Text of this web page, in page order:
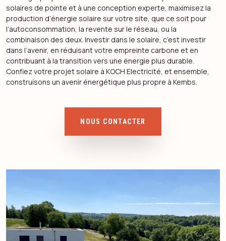
solaires de pointe et à une conception experte, maximisez la
production d’énergie solaire sur votre site, que ce soit pour
l’autoconsommation, la revente sur le réseau, ou la
combinaison des deux. Investir dans le solaire, c’est investir
dans l’avenir, en réduisant votre empreinte carbone et en
contribuant à la transition vers une énergie plus durable.
Confiez votre projet solaire à KOCH Electricité, et ensemble,
construisons un avenir énergétique plus propre à Kembs.
NOUS CONTACTER